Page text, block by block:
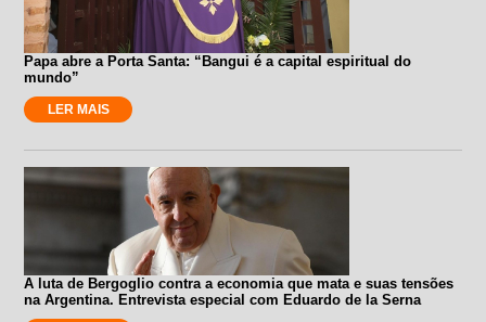
Papa abre a Porta Santa: “Bangui é a capital espiritual do
mundo”
LER MAIS
A luta de Bergoglio contra a economia que mata e suas tensões
na Argentina. Entrevista especial com Eduardo de la Serna